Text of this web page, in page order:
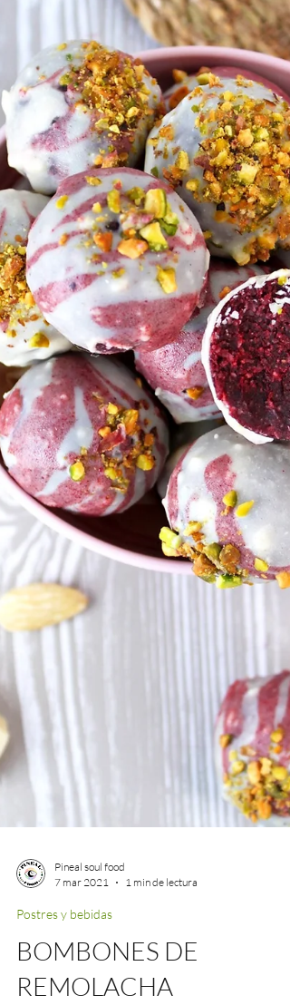
que le haría una galletas que tuvieran su...